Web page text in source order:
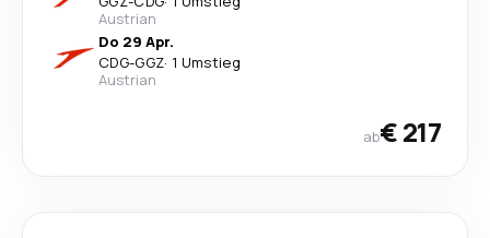
Austrian
Do 29 Apr.
CDG-GGZ· 1 Umstieg
Austrian
ab€ 217